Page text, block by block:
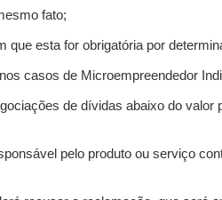
fato;
esta for obrigatória por
casos de Microempreendedor
de dívidas abaixo do
pelo produto ou serviço